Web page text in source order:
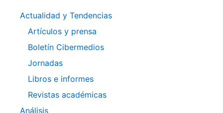
Actualidad y Tendencias
Artículos y prensa
Boletín Cibermedios
Jornadas
Libros e informes
Revistas académicas
Análisis